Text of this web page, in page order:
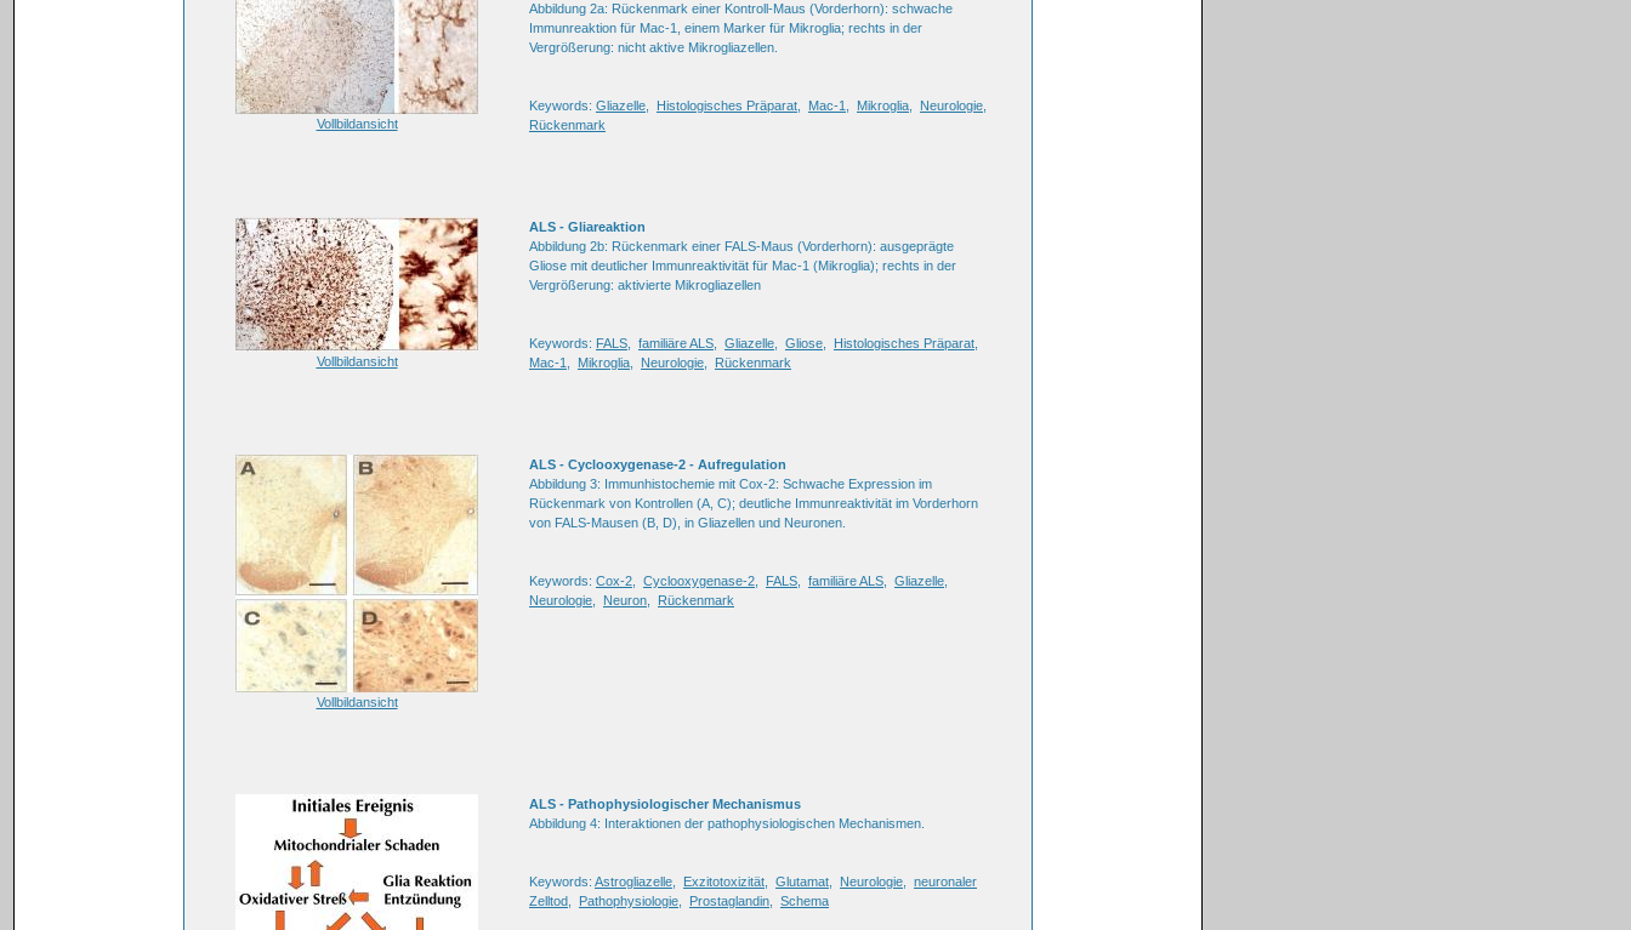
Vollbildansicht
Abbildung 2a: Rückenmark einer Kontroll-Maus (Vorderhorn): schwache
Immunreaktion für Mac-1, einem Marker für Mikroglia; rechts in der
Vergrößerung: nicht aktive Mikrogliazellen.
Keywords: Gliazelle Histologisches Präparat Mac-1 Mikroglia Neurologie
Rückenmark
Vollbildansicht
ALS - Gliareaktion
Abbildung 2b: Rückenmark einer FALS-Maus (Vorderhorn): ausgeprägte
Gliose mit deutlicher Immunreaktivität für Mac-1 (Mikroglia); rechts in der
Vergrößerung: aktivierte Mikrogliazellen
Keywords: FALS familiäre ALS Gliazelle Gliose Histologisches Präparat
Mac-1
Mikroglia Neurologie Rückenmark
Vollbildansicht
ALS - Cyclooxygenase-2 - Aufregulation
Abbildung 3: Immunhistochemie mit Cox-2: Schwache Expression im
Rückenmark von Kontrollen (A, C); deutliche Immunreaktivität im Vorderhorn
von FALS-Mausen (B, D), in Gliazellen und Neuronen.
Keywords: Cox-2 Cyclooxygenase-2 FALS familiäre ALS Gliazelle
Neurologie
Neuron Rückenmark
ALS - Pathophysiologischer Mechanismus
Abbildung 4: Interaktionen der pathophysiologischen Mechanismen.
Keywords: Astrogliazelle Exzitotoxizität Glutamat Neurologie
neuronaler
Zelltod
Pathophysiologie Prostaglandin Schema